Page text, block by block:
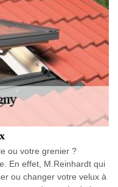
ou votre grenier ?
En effet, M.Reinhardt qui
ou changer votre velux à